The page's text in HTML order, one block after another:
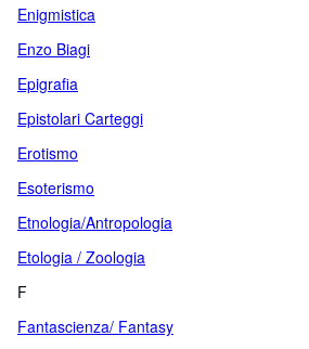
Enigmistica
Enzo Biagi
Epigrafia
Epistolari Carteggi
Erotismo
Esoterismo
Etnologia/Antropologia
Etologia / Zoologia
F
Fantascienza/ Fantasy